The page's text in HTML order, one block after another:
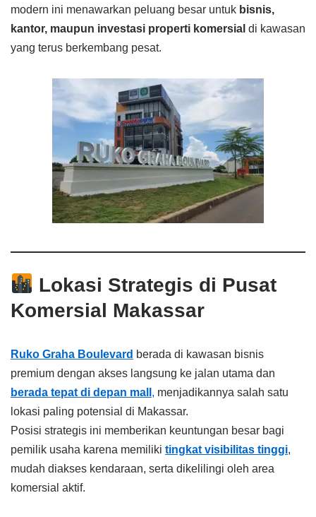
modern ini menawarkan peluang besar untuk bisnis,
kantor, maupun investasi properti komersial di kawasan
yang terus berkembang pesat.
Lokasi Strategis di Pusat
Komersial Makassar
Ruko Graha Boulevard berada di kawasan bisnis
premium dengan akses langsung ke jalan utama dan
berada tepat di depan mall , menjadikannya salah satu
lokasi paling potensial di Makassar.
Posisi strategis ini memberikan keuntungan besar bagi
pemilik usaha karena memiliki tingkat visibilitas tinggi,
mudah diakses kendaraan, serta dikelilingi oleh area
komersial aktif.